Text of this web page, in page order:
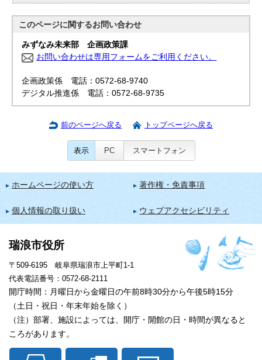
このページに関するお問い合わせ
みずなみ未来部 企画政策課
お問い合わせは専用フォームをご利用ください。
企画政策係 電話：0572-68-9740
デジタル推進係 電話：0572-68-9735
前のページへ戻る トップページへ戻る
表示 PC スマートフォン
ホームページの使い方 著作権・免責事項
個人情報の取り扱い ウェブアクセシビリティ
瑞浪市役所
〒509-6195 岐阜県瑞浪市上平町1-1
代表電話番号：0572-68-2111
開庁時間：月曜日から金曜日の午前8時30分から午後5時15分
（土日・祝日・年末年始を除く）
（注）部署、施設によっては、開庁・開館の日・時間が異なると
ころがあります。